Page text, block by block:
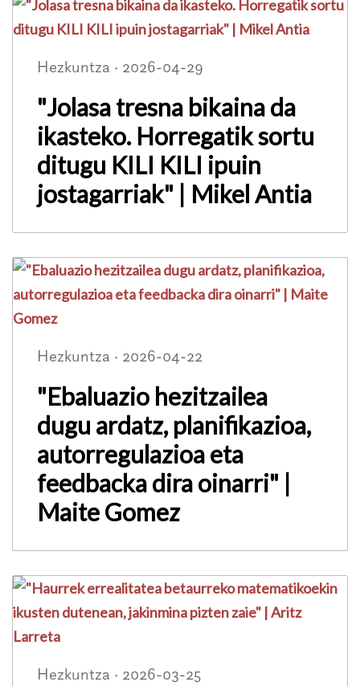
Hezkuntza · 2026-04-29
"Jolasa tresna bikaina da
ikasteko. Horregatik sortu
ditugu KILI KILI ipuin
jostagarriak" | Mikel Antia
Hezkuntza · 2026-04-22
"Ebaluazio hezitzailea
dugu ardatz, planifikazioa,
autorregulazioa eta
feedbacka dira oinarri" |
Maite Gomez
Hezkuntza · 2026-03-25